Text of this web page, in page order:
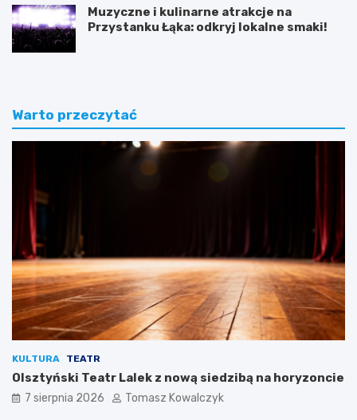
Muzyczne i kulinarne atrakcje na
Przystanku Łąka: odkryj lokalne smaki!
Warto przeczytać
KULTURA TEATR
Olsztyński Teatr Lalek z nową siedzibą na horyzoncie
7 sierpnia 2026 Tomasz Kowalczyk